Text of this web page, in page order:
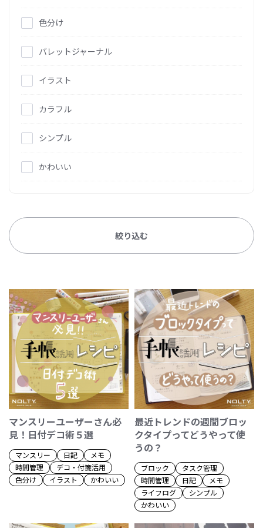
色分け
バレットジャーナル
イラスト
カラフル
シンプル
かわいい
絞り込む
マンスリーユーザーさん必
見！日付デコ術５選
マンスリー 日記
メモ
時間管理
デコ・付箋活用
色分け
イラスト かわいい
最近トレンドの週間ブロッ
クタイプってどうやって使
うの？
ブロック
タスク管理
時間管理
日記
メモ
ライフログ
シンプル
かわいい